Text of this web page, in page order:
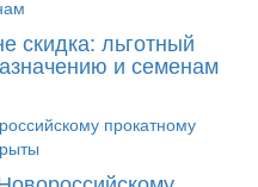
льготный
и семенам